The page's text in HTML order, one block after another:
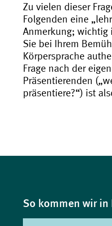
Zu vielen dieser
Folgenden eine
Anmerkung; wichtig
Sie bei Ihrem
Körpersprache
Frage nach der
Präsentierenden
präsentiere?“) ist
So kommen wir in